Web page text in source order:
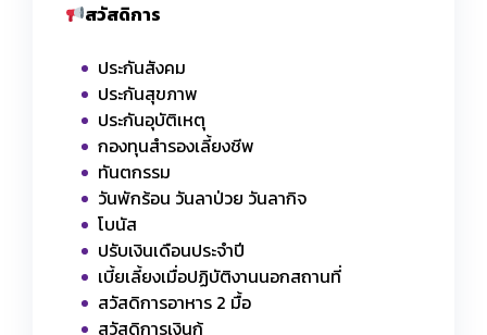
สวัสดิการ
ประกันสังคม
ประกันสุขภาพ
ประกันอุบัติเหตุ
กองทุนสำรองเลี้ยงชีพ
ทันตกรรม
วันพักร้อน วันลาป่วย วันลากิจ
โบนัส
ปรับเงินเดือนประจำปี
เบี้ยเลี้ยงเมื่อปฏิบัติงานนอกสถานที่
สวัสดิการอาหาร 2 มื้อ
สวัสดิการเงินกู้